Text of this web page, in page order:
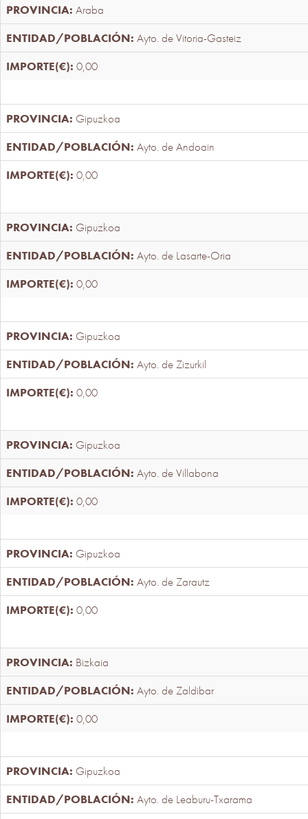
Araba
Ayto. de Vitoria-Gasteiz
0,00
Gipuzkoa
Ayto. de Andoain
0,00
Gipuzkoa
Ayto. de Lasarte-Oria
0,00
Gipuzkoa
Ayto. de Zizurkil
0,00
Gipuzkoa
Ayto. de Villabona
0,00
Gipuzkoa
Ayto. de Zarautz
0,00
Bizkaia
Ayto. de Zaldibar
0,00
Gipuzkoa
Ayto. de Leaburu-Txarama